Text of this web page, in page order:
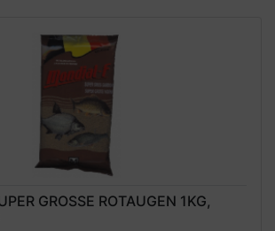
GROSSE ROTAUGEN 1KG, M